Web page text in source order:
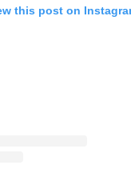
this post on